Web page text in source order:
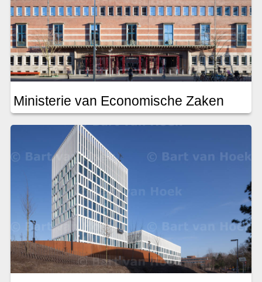
Ministerie van Economische Zaken